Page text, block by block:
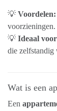
💡 Voordelen:
voorzieningen.
💡 Ideaal
die zelfstandig
Wat is een
Een